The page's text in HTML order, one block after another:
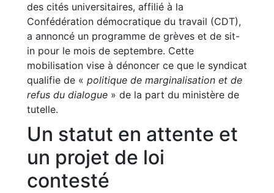
des cités universitaires, affilié à la
Confédération démocratique du travail (CDT),
a annoncé un programme de grèves et de sit-
in pour le mois de septembre. Cette
mobilisation vise à dénoncer ce que le syndicat
qualifie de « politique de marginalisation et de
refus du dialogue » de la part du ministère de
tutelle.
Un statut en attente et
un projet de loi
contesté